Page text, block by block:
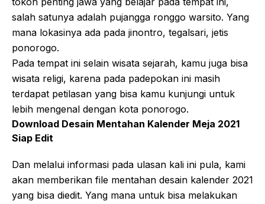
salah satunya adalah pujangga ronggo warsito. Yang
mana lokasinya ada pada jinontro, tegalsari, jetis
ponorogo.
Pada tempat ini selain wisata sejarah, kamu juga bisa
wisata religi, karena pada padepokan ini masih
terdapat petilasan yang bisa kamu kunjungi untuk
lebih mengenal dengan kota ponorogo.
Download Desain Mentahan Kalender Meja 2021
Siap Edit
Dan melalui informasi pada ulasan kali ini pula, kami
akan memberikan file mentahan desain kalender 2021
yang bisa diedit. Yang mana untuk bisa melakukan